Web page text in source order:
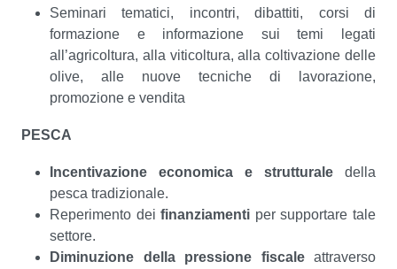
Seminari tematici, incontri, dibattiti, corsi di
formazione e informazione sui temi legati
all’agricoltura, alla viticoltura, alla coltivazione delle
olive, alle nuove tecniche di lavorazione,
promozione e vendita
PESCA
Incentivazione economica e strutturale della
pesca tradizionale.
Reperimento deifinanziamenti per supportare tale
settore.
Diminuzione della pressione fiscaleattraverso